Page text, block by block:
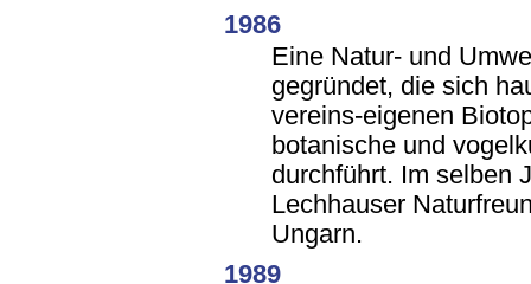
1986
Eine Natur- und
gegründet, die sich
vereins-eigenen
botanische und
durchführt. Im selben
Lechhauser
Ungarn.
1989